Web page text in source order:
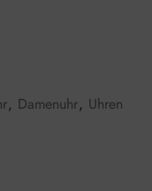
, Damenuhr, Uhren